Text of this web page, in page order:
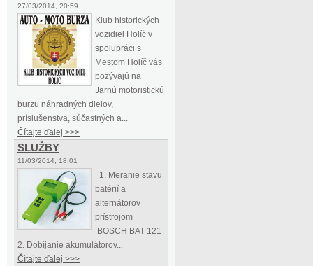
27/03/2014, 20:59
Klub historických
vozidiel Holíč v
spolupráci s
Mestom Holíč vás
pozývajú na
Jarnú motoristickú
burzu náhradných dielov,
príslušenstva, súčastných a...
Čítajte ďalej >>>
SLUŽBY
11/03/2014, 18:01
1. Meranie stavu
batérií a
alternátorov
prístrojom
BOSCH BAT 121
2. Dobíjanie akumulátorov...
Čítajte ďalej >>>